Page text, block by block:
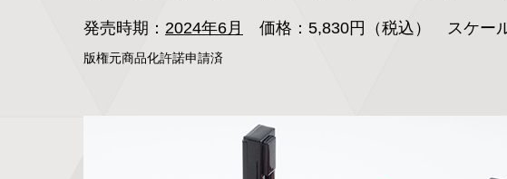
発売時期： 2024年6月 価格：5,830円（税込） スケー
版権元商品化許諾申請済